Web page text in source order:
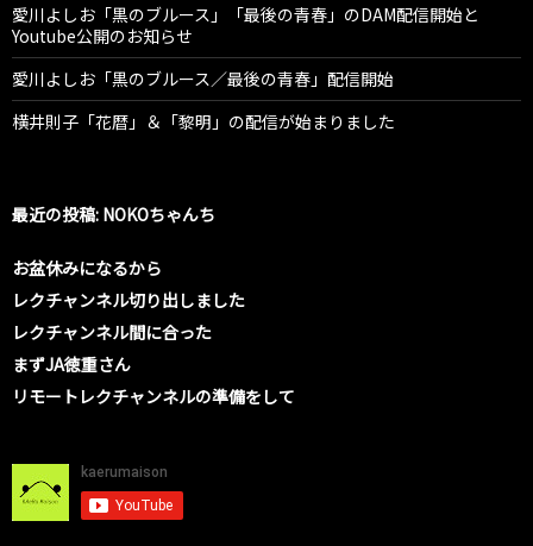
愛川よしお「黒のブルース」「最後の青春」のDAM配信開始と
Youtube公開のお知らせ
愛川よしお「黒のブルース／最後の青春」配信開始
横井則子「花暦」＆「黎明」の配信が始まりました
最近の投稿: NOKOちゃんち
お盆休みになるから
レクチャンネル切り出しました
レクチャンネル間に合った
まずJA徳重さん
リモートレクチャンネルの準備をして